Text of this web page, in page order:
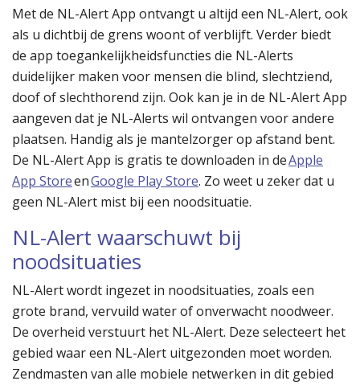
Met de NL-Alert App ontvangt u altijd een NL-Alert, ook
als u dichtbij de grens woont of verblijft. Verder biedt
de app toegankelijkheidsfuncties die NL-Alerts
duidelijker maken voor mensen die blind, slechtziend,
doof of slechthorend zijn. Ook kan je in de NL-Alert App
aangeven dat je NL-Alerts wil ontvangen voor andere
plaatsen. Handig als je mantelzorger op afstand bent.
De NL-Alert App is gratis te downloaden in deApple
App StoreenGoogle Play Store. Zo weet u zeker dat u
geen NL-Alert mist bij een noodsituatie.
NL-Alert waarschuwt bij
noodsituaties
NL-Alert wordt ingezet in noodsituaties, zoals een
grote brand, vervuild water of onverwacht noodweer.
De overheid verstuurt het NL-Alert. Deze selecteert het
gebied waar een NL-Alert uitgezonden moet worden.
Zendmasten van alle mobiele netwerken in dit gebied